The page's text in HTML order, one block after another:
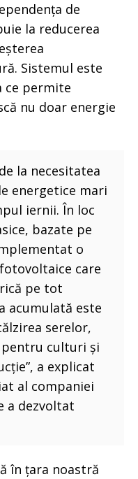
de
la reducerea
Sistemul este
ce permite
nu doar energie
la necesitatea
energetice mari
iernii. În loc
bazate pe
o
care
pe tot
acumulată este
serelor,
culturi și
a explicat
al companiei
a dezvoltat
în țara noastră